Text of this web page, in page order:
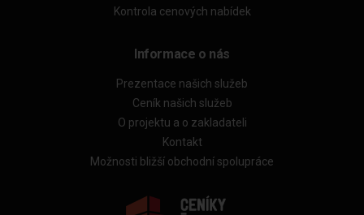
Kontrola cenových nabídek
Informace o nás
Prezentace našich služeb
Ceník našich služeb
O projektu a o zakladateli
Kontakt
Možnosti bližší obchodní spolupráce